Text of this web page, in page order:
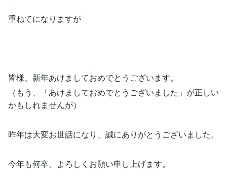
重ねてになりますが
皆様、新年あけましておめでとうございます。
（もう、「あけましておめでとうございました」が正しい
かもしれませんが）
昨年は大変お世話になり、誠にありがとうございました。
今年も何卒、よろしくお願い申し上げます。